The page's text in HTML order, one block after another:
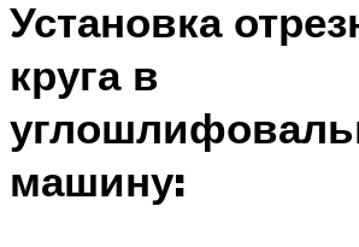
Установка
круга в
машину: